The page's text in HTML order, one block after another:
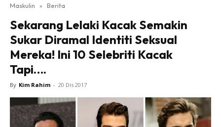
Maskulin » Berita
Sekarang Lelaki Kacak Semakin
Sukar Diramal Identiti Seksual
Mereka! Ini 10 Selebriti Kacak
Tapi….
By Kim Rahim - 20 Dis 2017